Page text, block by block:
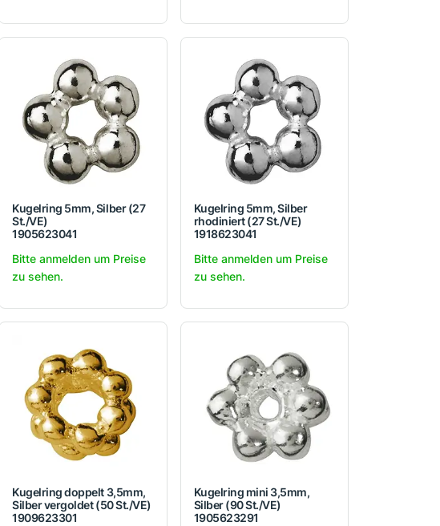
Kugelring 5mm, Silber (27
St./VE)
1905623041
Bitte anmelden um Preise
zu sehen.
Kugelring 5mm, Silber
rhodiniert (27 St./VE)
1918623041
Bitte anmelden um Preise
zu sehen.
Kugelring doppelt 3,5mm,
Silber vergoldet (50 St./VE)
1909623301
Kugelring mini 3,5mm,
Silber (90 St./VE)
1905623291